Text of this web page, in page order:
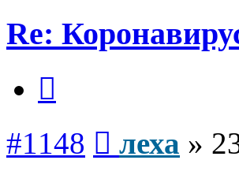
Re:
#1148 леха »